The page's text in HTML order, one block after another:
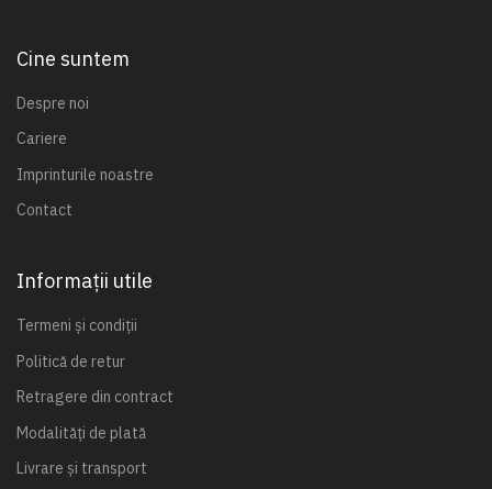
Cine suntem
Despre noi
Cariere
Imprinturile noastre
Contact
Informații utile
Termeni și condiții
Politică de retur
Retragere din contract
Modalități de plată
Livrare și transport